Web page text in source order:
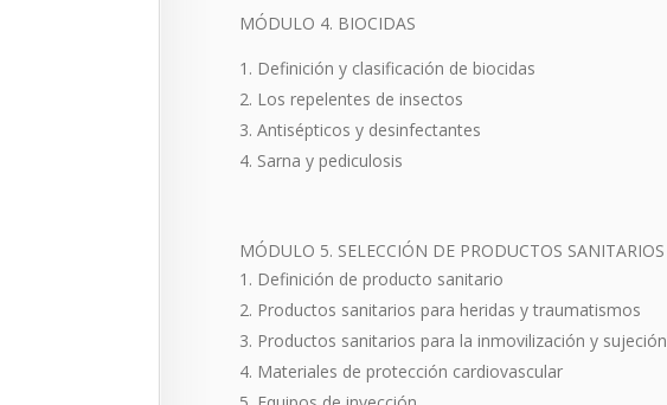
MÓDULO 4. BIOCIDAS
Definición y clasificación de biocidas
Los repelentes de insectos
Antisépticos y desinfectantes
Sarna y pediculosis
MÓDULO 5. SELECCIÓN DE PRODUCTOS SANITARIOS
Definición de producto sanitario
Productos sanitarios para heridas y traumatismos
Productos sanitarios para la inmovilización y sujeción
Materiales de protección cardiovascular